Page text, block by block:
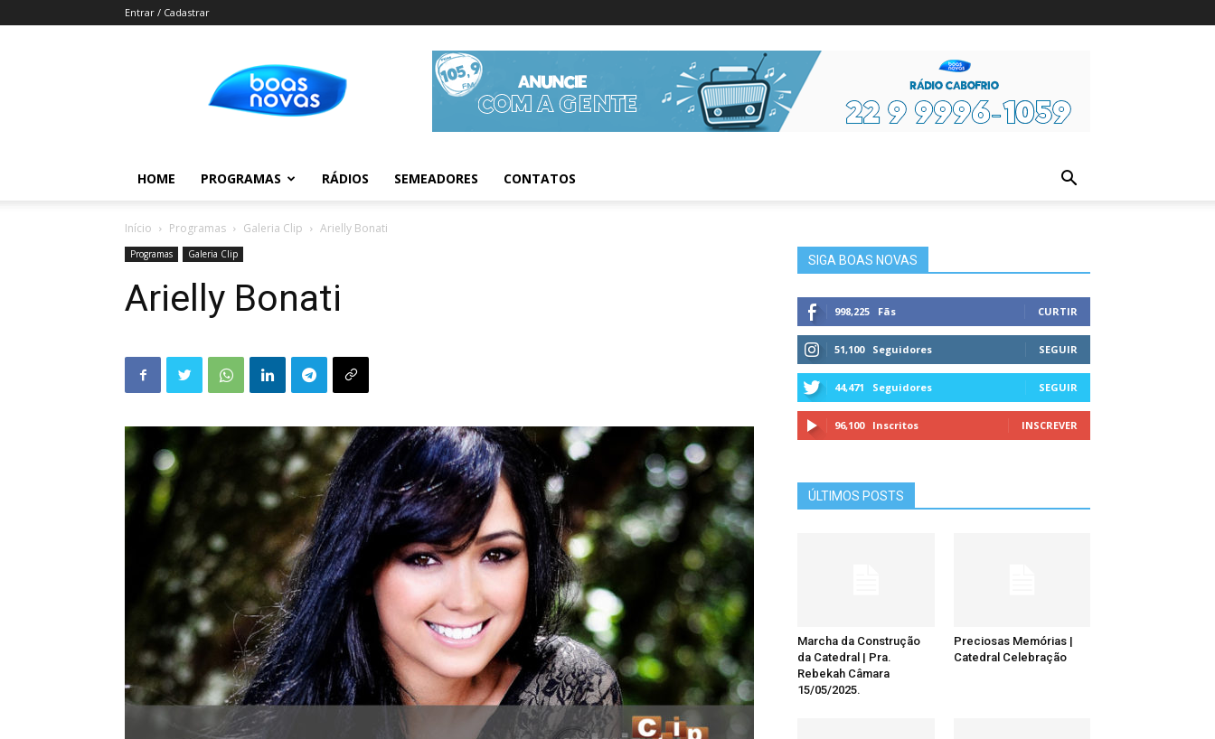
Entrar / Cadastrar
Novas
Informações da Figura
HOME PROGRAMAS RÁDIOS SEMEADORES CONTATOS
Início Programas Galeria Clip Arielly Bonati
Programas Galeria Clip
Arielly Bonati
SIGA BOAS NOVAS
998,225 Fãs CURTIR
51,100 Seguidores SEGUIR
44,471 Seguidores SEGUIR
96,100 Inscritos INSCREVER
ÚLTIMOS POSTS
Marcha da Construção
da Catedral | Pra.
Rebekah Câmara
15/05/2025.
Preciosas Memórias |
Catedral Celebração